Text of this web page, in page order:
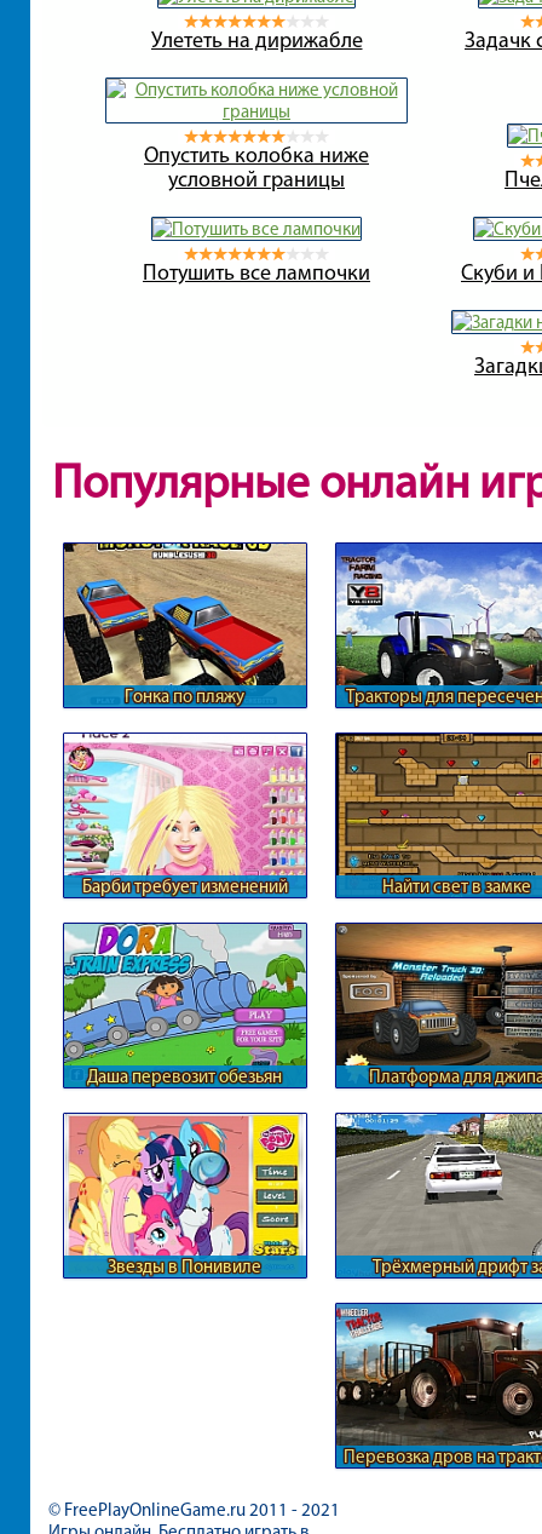
Улететь на дирижабле Задачк
Опустить колобка ниже
условной границы
Потушить все лампочки Скуби и
Популярные онлайн
Гонка по пляжу
Тракторы для
Барби требует изменений Найти свет в замке
Даша перевозит обезьян Платформа для
Звезды в Понивиле
Трёхмерный дрифт
Перевозка дров на
© FreePlayOnlineGame.ru 2011 - 2021